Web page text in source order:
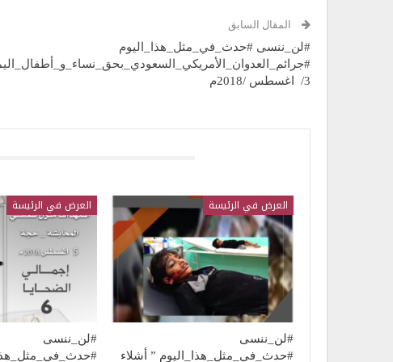
المقال السابق
#لن_ننسى #حدث_في_مثل_هذا_اليوم
3/ اغسطس /2018م
العرض في الرئيسة
#لن_ننسى
#حدث_في_مثل_هذا_اليوم ” أشلاء
العرض في الرئيسة
#لن_ننسى